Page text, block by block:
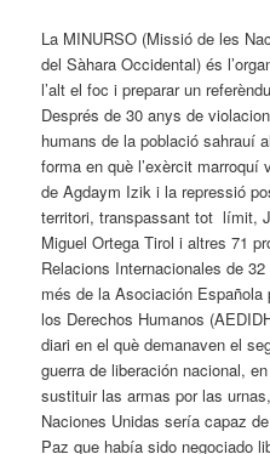
La MINURSO (Missió de les
del Sàhara Occidental) és
l’alt el foc i preparar un
Després de 30 anys de
humans de la població sahrauí
forma en què l’exèrcit
de Agdaym Izik i la repressió
territori, transpassant tot límit,
Miguel Ortega Tirol i altres 71
Relacions Internacionales de
més de la Asociación
los Derechos Humanos
diari en el què demanaven el
guerra de liberación nacional,
sustituir las armas por las
Naciones Unidas sería capaz
Paz que había sido negociado